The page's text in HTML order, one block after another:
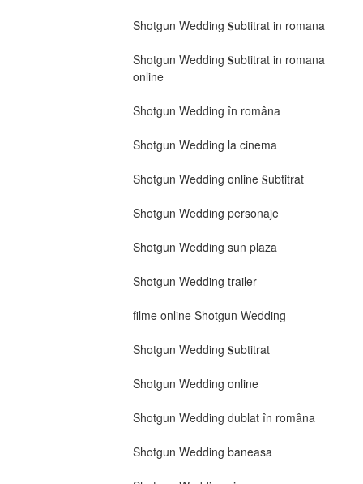
Shotgun Wedding 𝐒ubtitrat in romana
Shotgun Wedding 𝐒ubtitrat in romana
online
Shotgun Wedding în româna
Shotgun Wedding la cinema
Shotgun Wedding online 𝐒ubtitrat
Shotgun Wedding personaje
Shotgun Wedding sun plaza
Shotgun Wedding trailer
filme online Shotgun Wedding
Shotgun Wedding 𝐒ubtitrat
Shotgun Wedding online
Shotgun Wedding dublat în româna
Shotgun Wedding baneasa